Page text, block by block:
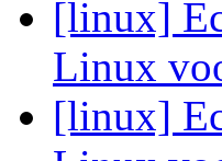
[linux]
Linux
[linux]